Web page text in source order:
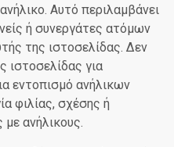
Αυτό περιλαμβάνει
ή συνεργάτες ατόμων
της ιστοσελίδας. Δεν
ιστοσελίδας για
εντοπισμό ανήλικων
φιλίας, σχέσης ή
ανήλικους.